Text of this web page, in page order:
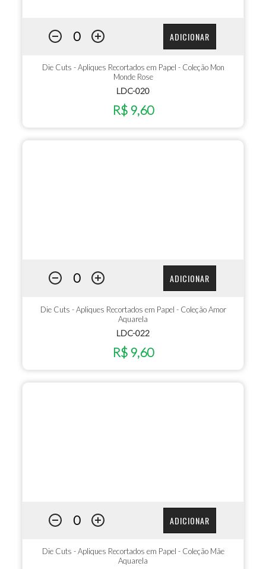
ADICIONAR
Die Cuts - Apliques Recortados em Papel - Coleção Mon
Monde Rose
LDC-020
R$ 9,60
ADICIONAR
Die Cuts - Apliques Recortados em Papel - Coleção Amor
Aquarela
LDC-022
R$ 9,60
ADICIONAR
Die Cuts - Apliques Recortados em Papel - Coleção Mãe
Aquarela